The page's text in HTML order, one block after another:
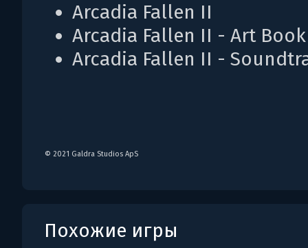
Arcadia Fallen II
Arcadia Fallen II - Art Book
Arcadia Fallen II -
© 2021 Galdra Studios ApS
Похожие игры